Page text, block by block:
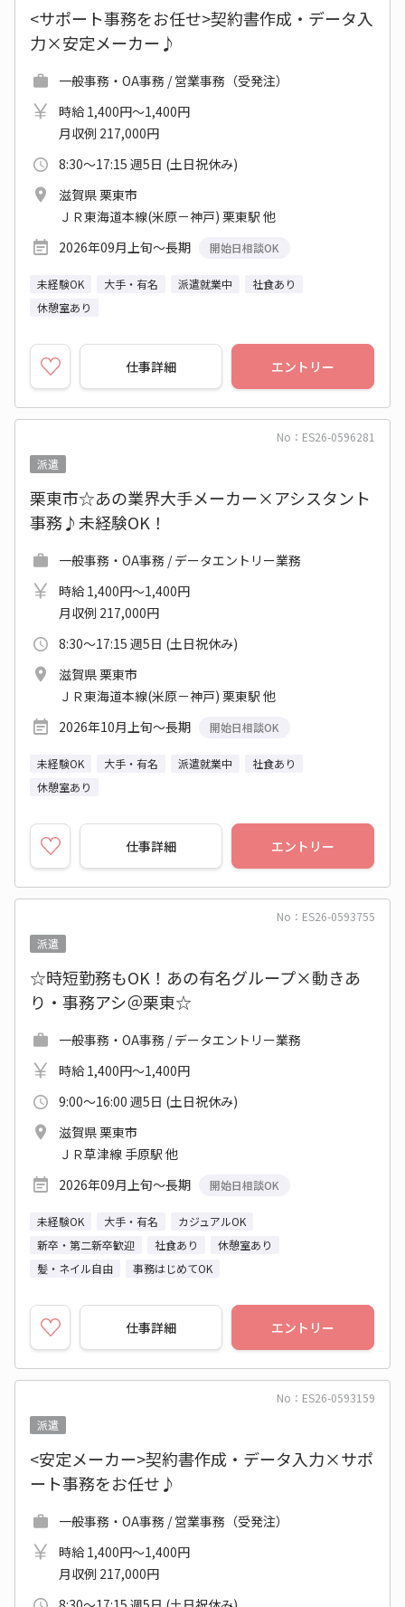
<サポート事務をお任せ>契約書作成・データ入
力×安定メーカー♪
一般事務・OA事務 / 営業事務（受発注）
時給 1,400円～1,400円
月収例 217,000円
8:30～17:15 週5日 (土日祝休み)
滋賀県 栗東市
ＪＲ東海道本線(米原－神戸) 栗東駅 他
2026年09月上旬～長期
開始日相談OK
未経験OK 大手・有名 派遣就業中
社食あり
休憩室あり
仕事詳細 エントリー
No：ES26-0596281
派遣
栗東市☆あの業界大手メーカー×アシスタント
事務♪未経験OK！
一般事務・OA事務 / データエントリー業務
時給 1,400円～1,400円
月収例 217,000円
8:30～17:15 週5日 (土日祝休み)
滋賀県 栗東市
ＪＲ東海道本線(米原－神戸) 栗東駅 他
2026年10月上旬～長期
開始日相談OK
未経験OK 大手・有名 派遣就業中
社食あり
休憩室あり
仕事詳細 エントリー
No：ES26-0593755
派遣
☆時短勤務もOK！あの有名グループ×動きあ
り・事務アシ＠栗東☆
一般事務・OA事務 / データエントリー業務
時給 1,400円～1,400円
9:00～16:00 週5日 (土日祝休み)
滋賀県 栗東市
ＪＲ草津線 手原駅 他
2026年09月上旬～長期
開始日相談OK
未経験OK 大手・有名
カジュアルOK
新卒・第二新卒歓迎
社食あり
休憩室あり
髪・ネイル自由
事務はじめてOK
仕事詳細 エントリー
No：ES26-0593159
派遣
<安定メーカー>契約書作成・データ入力×サポ
ート事務をお任せ♪
一般事務・OA事務 / 営業事務（受発注）
時給 1,400円～1,400円
月収例 217,000円